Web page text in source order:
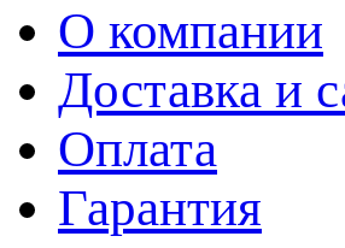
О компании
Доставка и
Оплата
Гарантия